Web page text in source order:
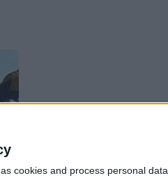
cookies and process personal data,